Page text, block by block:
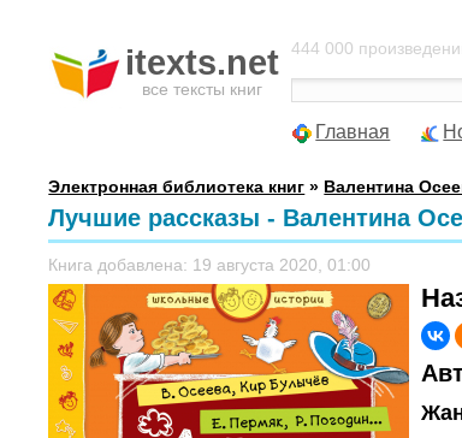
itexts.net
все тексты книг
444 000
Главная
Электронная библиотека книг » Валентина
Лучшие рассказы - Валентина
Книга добавлена: 19 августа 2020, 01:00